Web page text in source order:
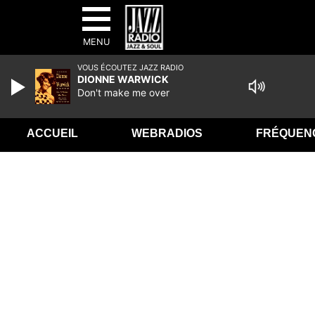
MENU
ACCUEIL WEBRADIOS
VOUS ÉCOUTEZ JAZZ RADIO
DIONNE WARWICK
Don't make me over